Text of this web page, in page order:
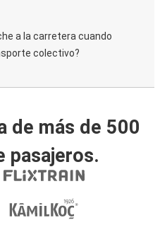
a la carretera cuando
colectivo?
de más de 500
pasajeros.